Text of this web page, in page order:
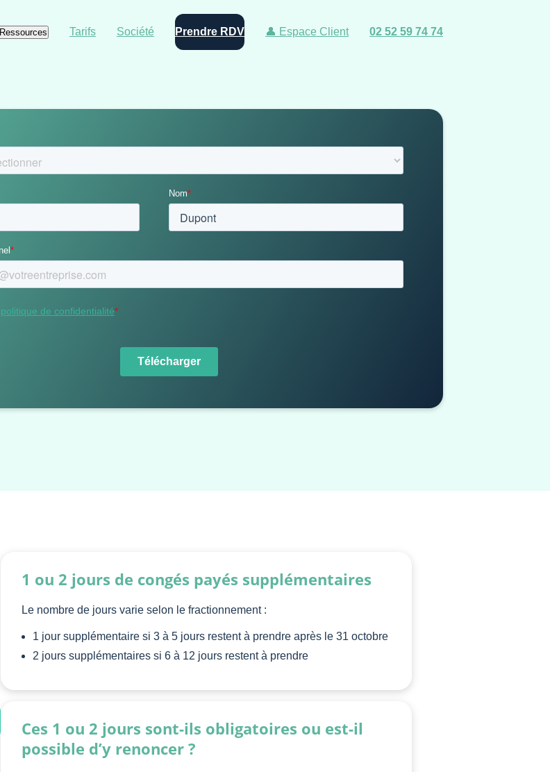
Ressources Tarifs Société Prendre RDV 👤 Espace Client 02 52 59 74 74
1 ou 2 jours de congés payés supplémentaires
Le nombre de jours varie selon le fractionnement :
1 jour supplémentaire si 3 à 5 jours restent à prendre après le 31 octobre
2 jours supplémentaires si 6 à 12 jours restent à prendre
Ces 1 ou 2 jours sont-ils obligatoires ou est-il
possible d’y renoncer ?